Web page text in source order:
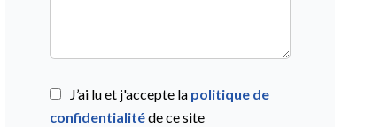
J’ai lu et j'accepte la politique de
confidentialitéde ce site